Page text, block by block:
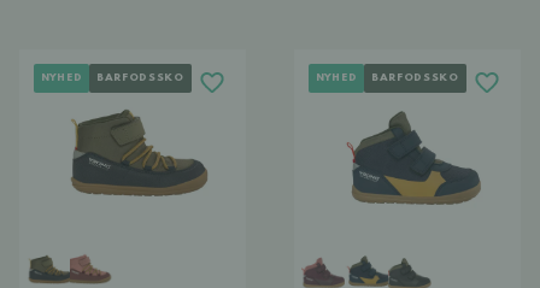
NYHED BARFODSSKO NYHED BARFODSSKO